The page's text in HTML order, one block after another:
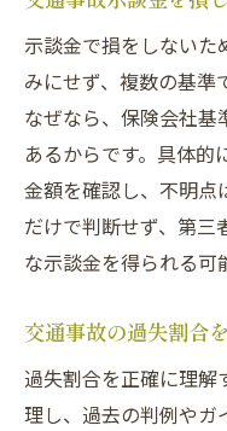
示談金で損をしない
みにせず、複数の基準
なぜなら、保険会社基
あるからです。具体的
金額を確認し、不明点
だけで判断せず、第三
な示談金を得られる可
交通事故の過失割合
過失割合を正確に理解
理し、過去の判例やガ